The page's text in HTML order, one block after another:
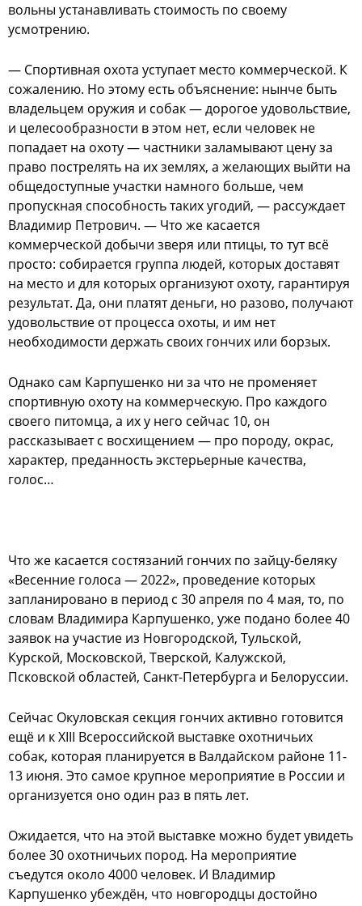
вольны устанавливать стоимость по своему
усмотрению.
— Спортивная охота уступает место коммерческой. К
сожалению. Но этому есть объяснение: нынче быть
владельцем оружия и собак — дорогое удовольствие,
и целесообразности в этом нет, если человек не
попадает на охоту — частники заламывают цену за
право пострелять на их землях, а желающих выйти на
общедоступные участки намного больше, чем
пропускная способность таких угодий, — рассуждает
Владимир Петрович. — Что же касается
коммерческой добычи зверя или птицы, то тут всё
просто: собирается группа людей, которых доставят
на место и для которых организуют охоту, гарантируя
результат. Да, они платят деньги, но разово, получают
удовольствие от процесса охоты, и им нет
необходимости держать своих гончих или борзых.
Однако сам Карпушенко ни за что не променяет
спортивную охоту на коммерческую. Про каждого
своего питомца, а их у него сейчас 10, он
рассказывает с восхищением — про породу, окрас,
характер, преданность экстерьерные качества,
голос…
Что же касается состязаний гончих по зайцу-беляку
«Весенние голоса — 2022», проведение которых
запланировано в период с 30 апреля по 4 мая, то, по
словам Владимира Карпушенко, уже подано более 40
заявок на участие из Новгородской, Тульской,
Курской, Московской, Тверской, Калужской,
Псковской областей, Санкт-Петербурга и Белоруссии.
Сейчас Окуловская секция гончих активно готовится
ещё и к XIII Всероссийской выставке охотничьих
собак, которая планируется в Валдайском районе 11-
13 июня. Это самое крупное мероприятие в России и
организуется оно один раз в пять лет.
Ожидается, что на этой выставке можно будет увидеть
более 30 охотничьих пород. На мероприятие
съедутся около 4000 человек. И Владимир
Карпушенко убеждён, что новгородцы достойно